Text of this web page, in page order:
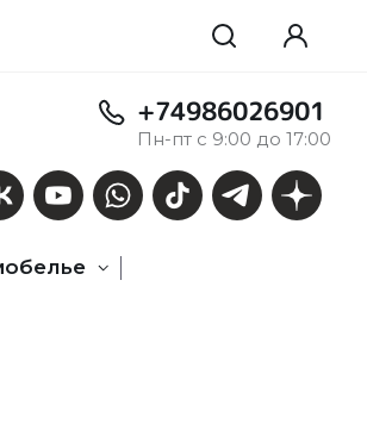
+74986026901
Пн-пт с 9:00 до 17:00